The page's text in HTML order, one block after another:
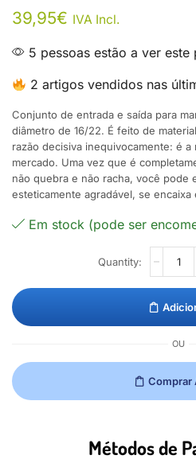
39,95€ IVA Incl.
5 pessoas estão a ver
2 artigos vendidos nas
Conjunto de entrada e saída para
diâmetro de 16/22. É feito de
razão decisiva inequivocamente: é
mercado. Uma vez que é
não quebra e não racha, você pode
esteticamente agradável, se encaixa
Em stock (pode ser
OU
Comprar
Métodos de